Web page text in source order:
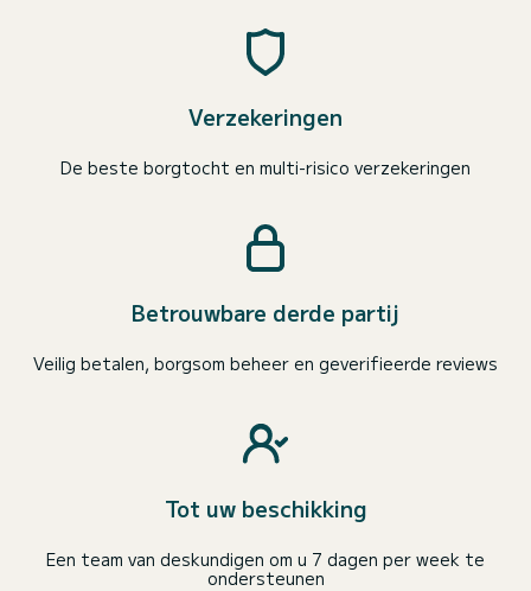
Verzekeringen
De beste borgtocht en multi-risico verzekeringen
Betrouwbare derde partij
Veilig betalen, borgsom beheer en geverifieerde reviews
Tot uw beschikking
Een team van deskundigen om u 7 dagen per week te
ondersteunen